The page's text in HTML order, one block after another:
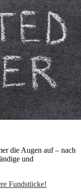
die Augen auf – nach
und
Fundstücke!